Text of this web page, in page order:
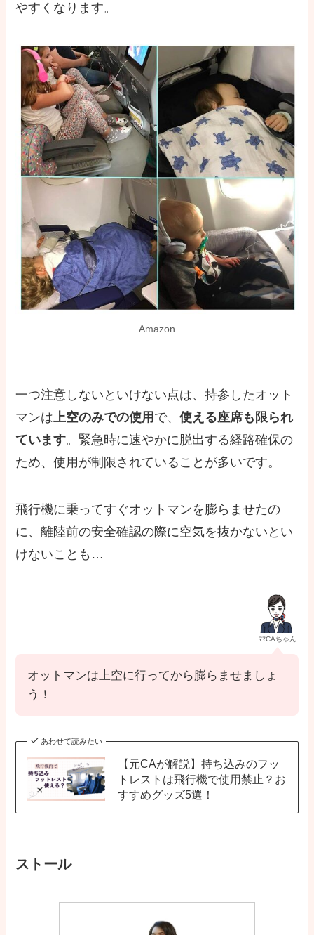
やすくなります。
Amazon
一つ注意しないといけない点は、持参したオット
マンは 上空のみでの使用 で、使える座席も限られ
ています。緊急時に速やかに脱出する経路確保の
ため、使用が制限されていることが多いです。
飛行機に乗ってすぐオットマンを膨らませたの
に、離陸前の安全確認の際に空気を抜かないとい
けないことも…
ﾏﾏCAちゃん
オットマンは上空に行ってから膨らませましょ
う！
あわせて読みたい
【元CAが解説】持ち込みのフッ
トレストは飛行機で使用禁止？お
すすめグッズ5選！
ストール